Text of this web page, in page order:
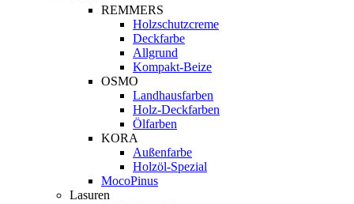
REMMERS
Holzschutzcreme
Deckfarbe
Allgrund
Kompakt-Beize
OSMO
Landhausfarben
Holz-Deckfarben
Ölfarben
KORA
Außenfarbe
Holzöl-Spezial
MocoPinus
Lasuren